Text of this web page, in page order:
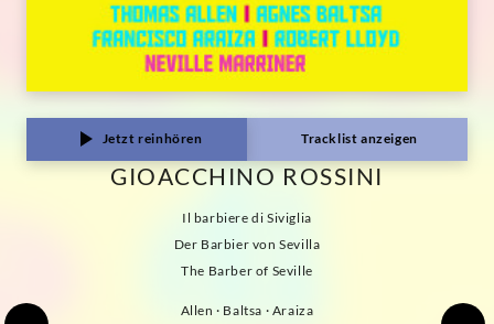
Jetzt reinhören Tracklist anzeigen
GIOACCHINO ROSSINI
Il barbiere di Siviglia
Der Barbier von Sevilla
The Barber of Seville
Allen · Baltsa · Araiza